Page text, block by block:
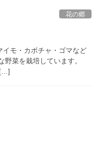
花の郷
モ・カボチャ・ゴマなど
野菜を栽培しています。
[…]